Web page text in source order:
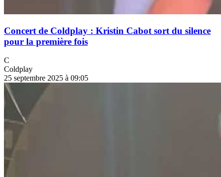
Concert de Coldplay : Kristin Cabot sort du silence
pour la première fois
C
Coldplay
25 septembre 2025 à 09:05